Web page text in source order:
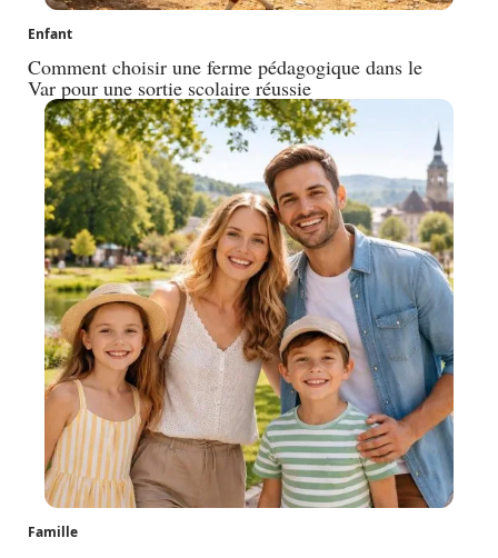
Enfant
Comment choisir une ferme pédagogique dans le
Var pour une sortie scolaire réussie
Famille